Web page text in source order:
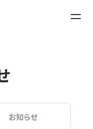
お知らせ